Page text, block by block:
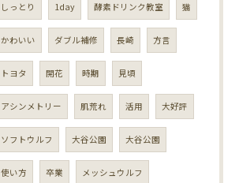
しっとり 1day 酵素ドリンク教室 猫
かわいい ダブル補修 長崎 方言
トヨタ 開花 時期 見頃
アシンメトリー 肌荒れ 活用 大好評
ソフトウルフ 大谷公園 大谷公園
使い方 卒業 メッシュウルフ